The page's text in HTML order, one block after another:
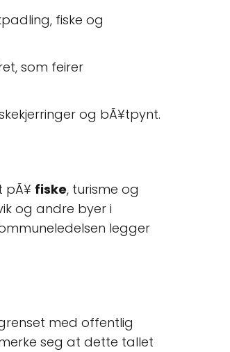
fiske og
som feirer
og bÃ¥tpynt.
pÃ¥ fiske, turisme og
og andre byer i
legger
med offentlig
seg at dette tallet